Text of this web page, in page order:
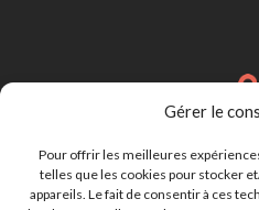
Gérer le
Pour offrir les meilleures
telles que les cookies pour stocker
appareils. Le fait de consentir à ces